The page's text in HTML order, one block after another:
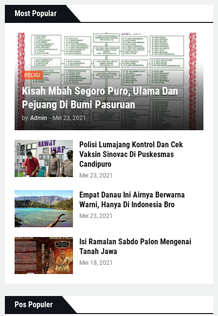
Most Popular
RELIGI
Kisah Mbah Segoro Puro, Ulama Dan
Pejuang Di Bumi Pasuruan
by Admin - Mei 23, 2021
Polisi Lumajang Kontrol Dan Cek
Vaksin Sinovac Di Puskesmas
Candipuro
Mei 23, 2021
Empat Danau Ini Airnya Berwarna
Warni, Hanya Di Indonesia Bro
Mei 23, 2021
Isi Ramalan Sabdo Palon Mengenai
Tanah Jawa
Mei 18, 2021
Pos Populer